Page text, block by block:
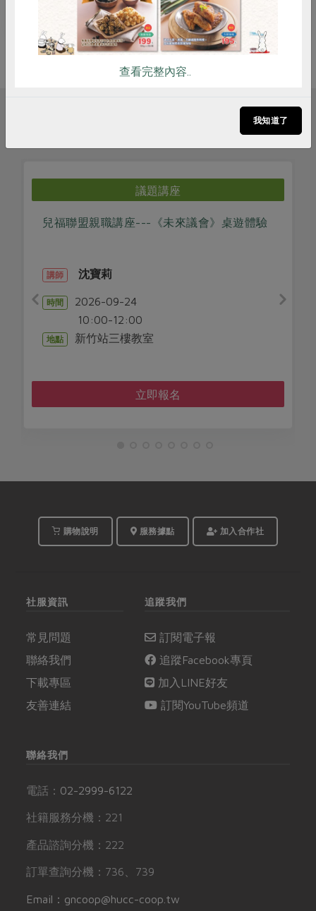
盟親職講座---《未來議會》桌遊體驗
09-24
竹站三樓教室
居家也能
購物說明 服務據點 加入合作社
社服資訊
常見問題
聯絡我們
下載專區
友善連結
追蹤我們
訂閱電子報
追蹤Facebook專頁
加入LINE好友
訂閱YouTube頻道
聯絡我們
電話： 02-2999-6122
社籍服務分機：221
產品諮詢分機：222
訂單查詢分機：736、739
Email：gncoop@hucc-coop.tw
查看完整內容..
我知道了